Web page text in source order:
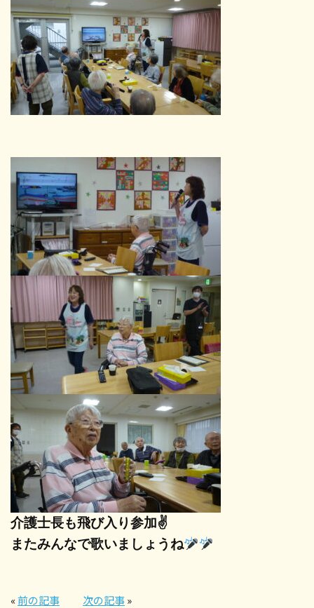
介護士長も飛び入り参加✌
またみんなで歌いましょうね
«前の記事 次の記事»